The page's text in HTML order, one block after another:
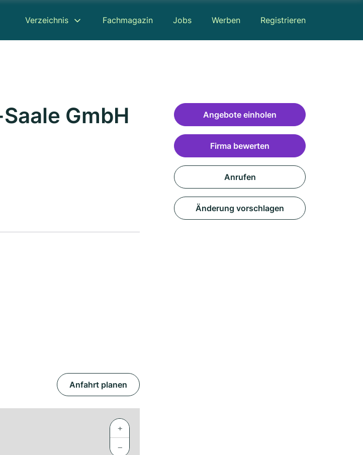
Verzeichnis Fachmagazin Jobs Werben Registrieren
GmbH
Anfahrt planen
+
−
Angebote einholen
Firma bewerten
Anrufen
Änderung vorschlagen